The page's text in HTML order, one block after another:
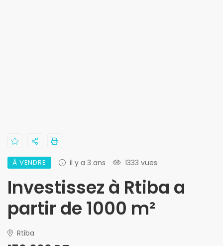
À VENDRE il y a 3 ans 1333 vues
Investissez à Rtiba a
partir de 1000 m²
Rtiba